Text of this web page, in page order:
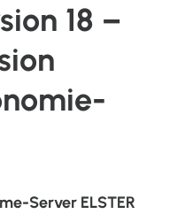
18 –
Server ELSTER